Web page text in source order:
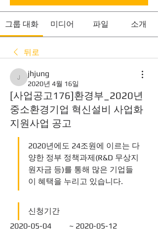
그룹 대화 미디어 파일 소개
뒤로
jhjung
jhjung
2020년 4월 16일
[사업공고176]환경부_2020년
중소환경기업 혁신설비 사업화
지원사업 공고
2020년에도 24조원에 이르는 다
양한 정부 정책과제(R&D 무상지
원자금 등)를 통해 많은 기업들
이 혜택을 누리고 있습니다.
신청기간
2020-05-04	~ 2020-05-12